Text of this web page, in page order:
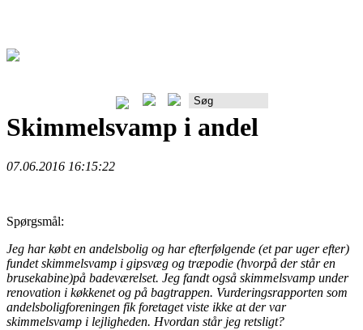
Skimmelsvamp i andel
07.06.2016 16:15:22
Spørgsmål:
Jeg har købt en andelsbolig og har efterfølgende (et par uger efter)
fundet skimmelsvamp i gipsvæg og træpodie (hvorpå der står en
brusekabine)på badeværelset. Jeg fandt også skimmelsvamp under
renovation i køkkenet og på bagtrappen. Vurderingsrapporten som
andelsboligforeningen fik foretaget viste ikke at der var
skimmelsvamp i lejligheden. Hvordan står jeg retsligt?